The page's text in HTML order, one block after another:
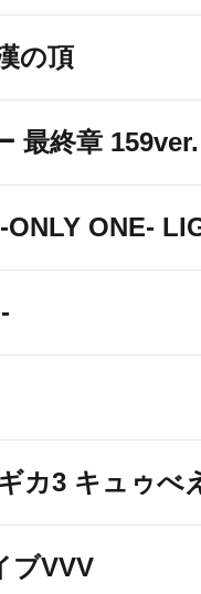
の頂
最終章 159ver.
ONE-
カ3 キュゥべ
ブVVV